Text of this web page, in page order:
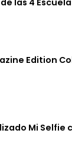
Edition
Mi Selfie